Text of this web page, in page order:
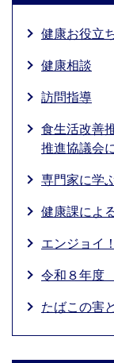
健康お役立
健康相談
訪問指導
食生活改善
推進協議会
専門家に学
健康課によ
エンジョイ
令和８年度
たばこの害